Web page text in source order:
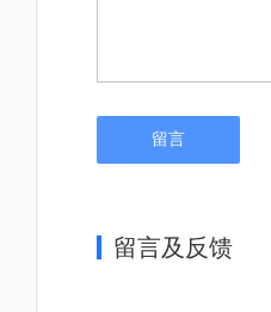
留言
留言及反馈